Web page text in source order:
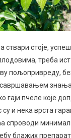
ствари стоје,
треба
пољопривреду,
пчеле које
и нека врста
спроводи
блажих